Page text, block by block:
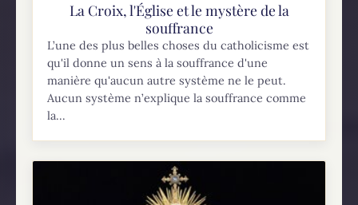
La Croix, l'Église et le mystère de la
souffrance
L’une des plus belles choses du catholicisme est
qu'il donne un sens à la souffrance d'une
manière qu'aucun autre système ne le peut.
Aucun système n’explique la souffrance comme
la...